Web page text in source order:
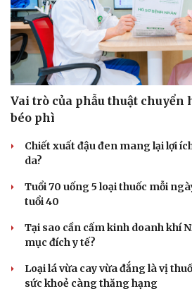
Vai trò của phẫu thuật chuyển
béo phì
Chiết xuất đậu đen mang lại lợi
da?
Tuổi 70 uống 5 loại thuốc mỗi
tuổi 40
Tại sao cần cấm kinh doanh khí
mục đích y tế?
Loại lá vừa cay vừa đắng là vị
sức khoẻ càng thăng hạng